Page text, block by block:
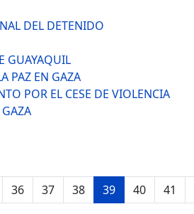
DEL DETENIDO
GUAYAQUIL
PAZ EN GAZA
POR EL CESE DE VIOLENCIA
GAZA
36 37 38 39 40 41